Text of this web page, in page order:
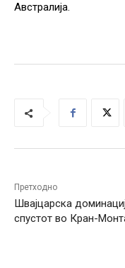
Австралија.
Претходно
Швајцарска
спустот во Кран-